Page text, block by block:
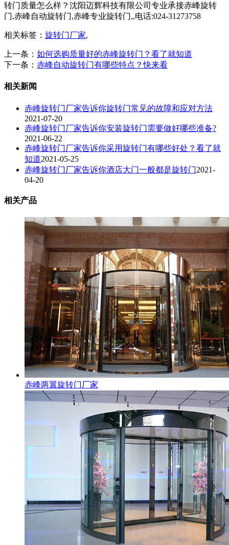
转门质量怎么样？沈阳迈辉科技有限公司专业承接赤峰旋转
门,赤峰自动旋转门,赤峰专业旋转门,,电话:024-31273758
相关标签： 旋转门厂家,
上一条： 如何选购质量好的赤峰旋转门？看了就知道
下一条： 赤峰自动旋转门有哪些特点？快来看
相关新闻
赤峰旋转门厂家告诉你旋转门常见的故障和应对方法
2021-07-20
赤峰旋转门厂家告诉你安装旋转门需要做好哪些准备?
2021-06-22
赤峰旋转门厂家告诉你采用旋转门有哪些好处？看了就
知道2021-05-25
赤峰旋转门厂家告诉你酒店大门一般都是旋转门2021-
04-20
相关产品
赤峰两翼旋转门厂家